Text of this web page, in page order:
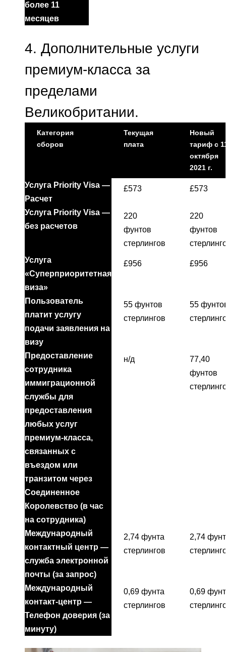
более 11
месяцев
4. Дополнительные услуги
премиум-класса за
пределами
Великобритании.
Категория
сборов
Текущая
плата
Новый
тариф с
октября
2021 г.
Услуга Priority Visa —
Расчет
£573 £573
Услуга Priority Visa —
без расчетов
220
фунтов
стерлингов
220
фунтов
Услуга
«Суперприоритетная
виза»
£956 £956
Пользователь
платит услугу
подачи заявления на
визу
55 фунтов
стерлингов
55
Предоставление
сотрудника
иммиграционной
службы для
предоставления
любых услуг
премиум-класса,
связанных с
въездом или
транзитом через
Соединенное
Королевство (в час
на сотрудника)
н/д
77,40
фунтов
Международный
контактный центр —
служба электронной
почты (за запрос)
2,74 фунта
стерлингов
2,74
Международный
контакт-центр —
Телефон доверия (за
минуту)
0,69 фунта
стерлингов
0,69